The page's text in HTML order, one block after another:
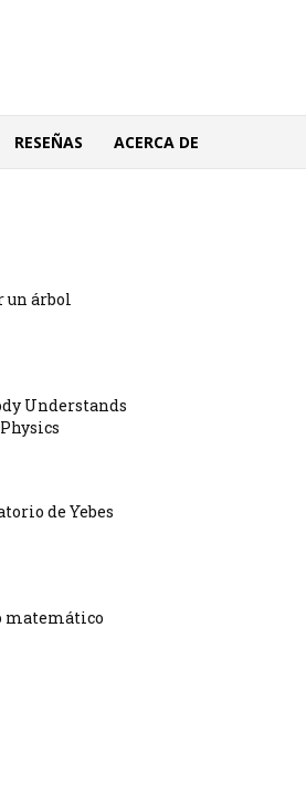
RESEÑAS ACERCA DE
un árbol
Understands
de Yebes
matemático